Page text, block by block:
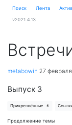
Поиск Лента
v2021.4.13
metabowin 27
Выпуск 3
Прикреплённые 4
Продолжение темы